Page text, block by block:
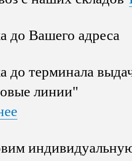
до Вашего адреса
до терминала
линии"